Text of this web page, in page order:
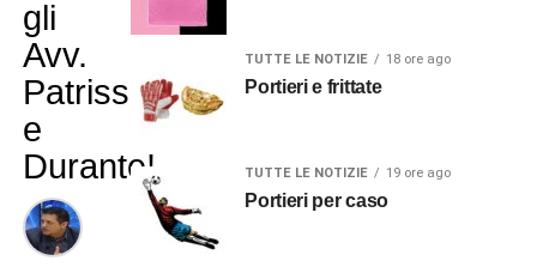
gli
Avv.
Patrisso
e
Durante!
TUTTE LE NOTIZIE 18 ore ago
Portieri e frittate
TUTTE LE NOTIZIE 19 ore ago
Portieri per caso